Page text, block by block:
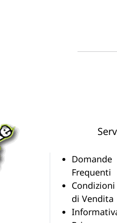
Domande
Frequenti
Condizioni
di Vendita